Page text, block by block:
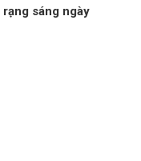
sáng ngày